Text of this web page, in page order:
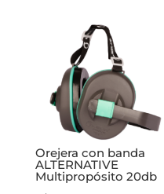
Orejera con banda
ALTERNATIVE
Multipropósito 20db